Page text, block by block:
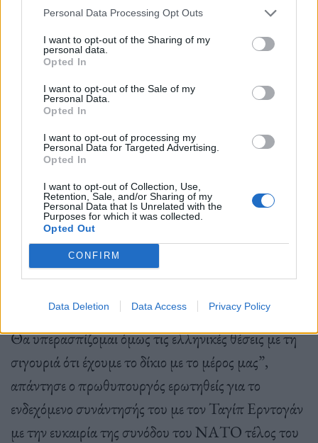
Personal Data Processing Opt Outs
I want to opt-out of the Sharing of my
personal data.
Opted In
I want to opt-out of the Sale of my
Personal Data.
Opted In
I want to opt-out of processing my
Personal Data for Targeted Advertising.
Opted In
I want to opt-out of Collection, Use,
Retention, Sale, and/or Sharing of my
Personal Data that Is Unrelated with the
Purposes for which it was collected.
Opted Out
CONFIRM
Data Deletion Data Access Privacy Policy
θάλασσας, ανέφερε ότι η Τουρκία έχει ένα ρόλο να
παίξειστη Μαύρη θάλασσαόπως και η Ελλάδα
τη μεγαλύτερη ναυτιλία
που θα μπορούσαμε υπό τις κατευθύνσεις του ΟΗΕ
να συνεργαστούμε και να προσφέρουμε όλοι
υπηρεσία”, συνέχισε και είπε πως η ρητορική της
Τουρκίας ξεπερνάει τα όρια και “από ένα σημείο και
μετά γίνεται γραφική”.
Δεν είναι η πρώτη φορά που ο Τούρκος πρόεδρος
έχει πει ότι δεν μου μιλάει. Το είχε πει και μετά τον
γιατί πρέπει να μιλάμε. Εγώ δεν κρατάω μούτρα.
Θα υπερασπίζομαι όμως τις ελληνικές θέσεις με τη
σιγουριά ότι έχουμε το δίκιο με το μέρος μας”,
απάντησε ο πρωθυπουργός ερωτηθείς για το
ενδεχόμενο συνάντησής του με τον Ταγίπ Ερντογάν
με την ευκαιρία της συνόδου του ΝΑΤΟ τέλος του